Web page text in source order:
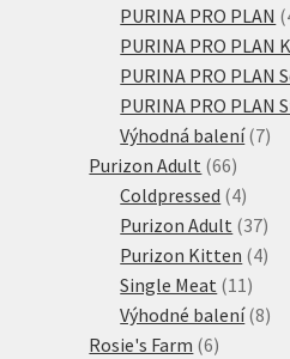
PURINA PRO PLAN
PURINA PRO PLAN
PURINA PRO PLAN
PURINA PRO PLAN
Výhodná balení 77
Purizon Adult 6666
Coldpressed 44
Purizon Adult 3737
Purizon Kitten 44
Single Meat 11 11
Výhodné balení 88
Rosie's Farm 66